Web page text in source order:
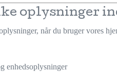
oplysninger
når du bruger vores
enhedsoplysninger